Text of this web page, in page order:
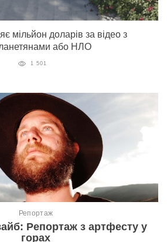
мільйон доларів за відео з
або НЛО
1 501
Репортаж
Репортаж з артфесту у
горах